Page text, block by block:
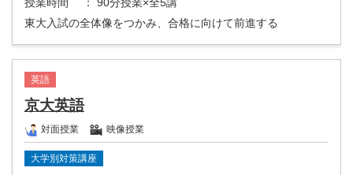
東大入試の全体像をつかみ、合格に向けて前進する
英語
京大英語
対面授業 映像授業
大学別対策講座